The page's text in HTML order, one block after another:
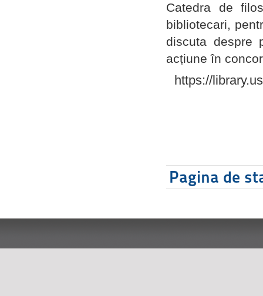
Catedra de
bibliotecari,
discuta despre
acțiune în
https://
Pagina de